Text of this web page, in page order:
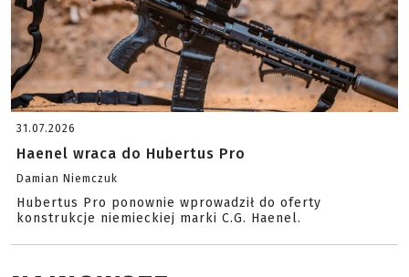
31.07.2026
Haenel wraca do Hubertus Pro
Damian Niemczuk
Hubertus Pro ponownie wprowadził do oferty
konstrukcje niemieckiej marki C.G. Haenel.